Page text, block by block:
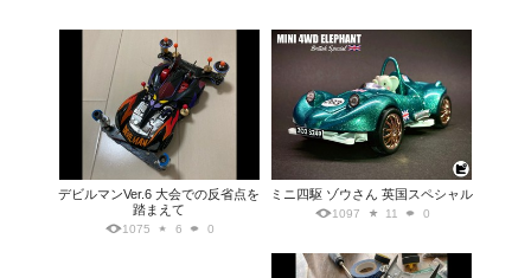
デビルマンVer.6 大会での反省点を
踏まえて
1075 6 0
ミニ四駆 ゾウさん 英国スペシャル
1097 11 0